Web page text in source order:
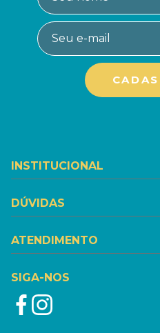
INSTITUCIONAL
DÚVIDAS
ATENDIMENTO
SIGA-NOS